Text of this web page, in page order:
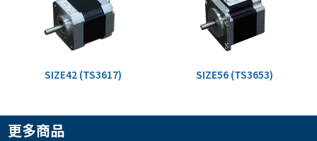
SIZE42 (TS3617) SIZE56 (TS3653)
更多商品